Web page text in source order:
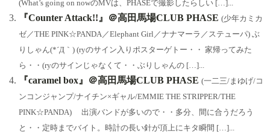
(What’s going on nowのMVは、PHASEで撮影したらしい […]...
『Counter Attack!!』＠高田馬場CLUB PHASE (少年カミカ
ゼ／THE PINK☆PANDA／Elephant Girl／ナナマーラ／ステューパ) ぶ
りしゃん(*´Д｀) (ryのサイン入りポスターゲトー・・ 家帰ってみた
ら・・(ryのサインじゃなくて・・ぶりしゃんの […]...
『caramel box』＠高田馬場CLUB PHASE (一二三/まゆげ/コ
ンコンジャンプ/ナイチン×ギャル/EMMIE THE STRIPPER/THE
PINK☆PANDA) 出演バンドが多いので・・多分、間に合うだろう
と・・定時までバイト。時計の長い針が頂上にキタ瞬間 […]...